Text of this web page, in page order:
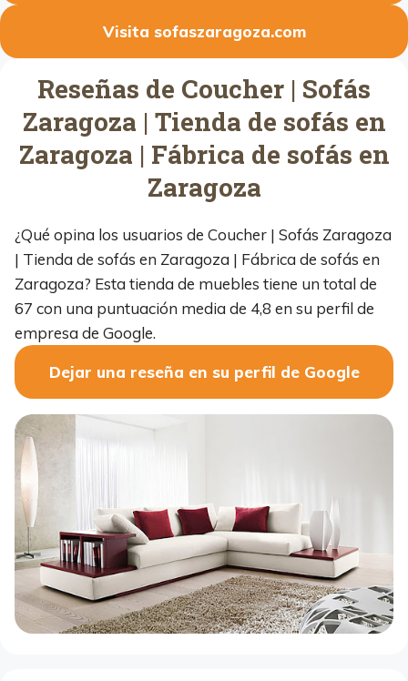
Visita sofaszaragoza.com
Reseñas de Coucher | Sofás
Zaragoza | Tienda de sofás en
Zaragoza | Fábrica de sofás en
Zaragoza
¿Qué opina los usuarios de Coucher | Sofás Zaragoza
| Tienda de sofás en Zaragoza | Fábrica de sofás en
Zaragoza? Esta tienda de muebles tiene un total de
67 con una puntuación media de 4,8 en su perfil de
empresa de Google.
Dejar una reseña en su perfil de Google